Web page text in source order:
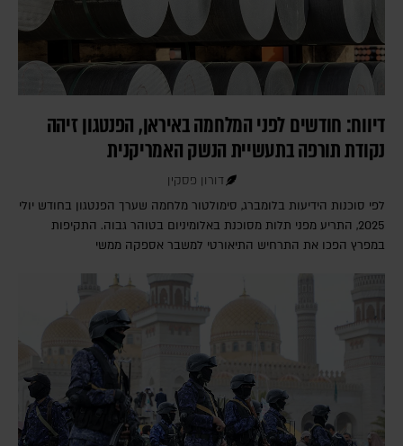
דיווח: חודשים לפני המלחמה באיראן, הפנטגון זיהה
נקודת תורפה בתעשיית הנשק האמריקנית
דורון פסקין
לפי סוכנות הידיעות בלומברג, סימולטור מלחמה שערך הפנטגון בחודש יולי
2025, התריע מפני תלות מסוכנת באלומיניום בטוהר גבוה. התקיפות
במפרץ הפכו את התרחיש התיאורטי למשבר אספקה ממשי